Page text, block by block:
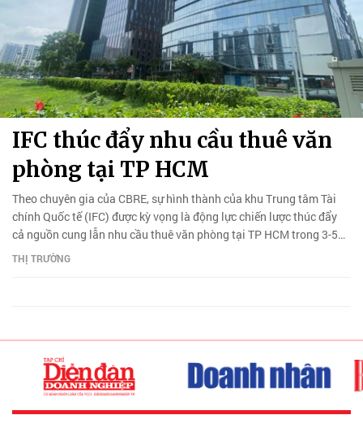
IFC thúc đẩy nhu cầu thuê văn
phòng tại TP HCM
Theo chuyên gia của CBRE, sự hình thành của khu Trung tâm Tài
chính Quốc tế (IFC) được kỳ vọng là động lực chiến lược thúc đẩy
cả nguồn cung lẫn nhu cầu thuê văn phòng tại TP HCM trong 3-5
năm tới.
THỊ TRƯỜNG